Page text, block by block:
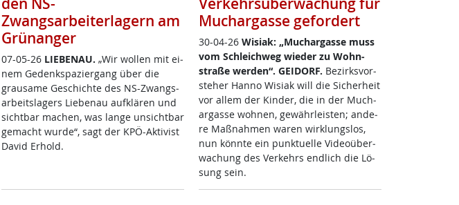
Zwangsarbeiterlagern am
Grünanger
07-05-26 LIE­BENAU. „Wir wol­len mit ei­
nem Ge­denk­spa­zier­gang über die
grau­sa­me Ge­schich­te des NS-Zwangs­
ar­beits­la­gers Lie­benau auf­klä­ren und
sicht­bar ma­chen, was lan­ge un­sicht­bar
ge­macht wur­de“, sagt der KPÖ-Ak­ti­vist
Da­vid Er­hold.
Muchargasse gefordert
30-04-26 Wi­siak: „Much­ar­gas­se muss
vom Sch­leich­weg wie­der zu Wohn­
stra­ße wer­den“. GEI­DORF. Be­zirks­vor­
ste­her Han­no Wi­siak will die Si­cher­heit
vor al­lem der Kin­der, die in der Much­
ar­gas­se woh­nen, ge­währ­leis­ten; an­de­
re Maß­nah­men wa­ren wir­k­lungs­los,
nun könn­te ein punk­tu­el­le Vi­deo­über­
wa­chung des Ver­kehrs end­lich die Lö­
sung sein.